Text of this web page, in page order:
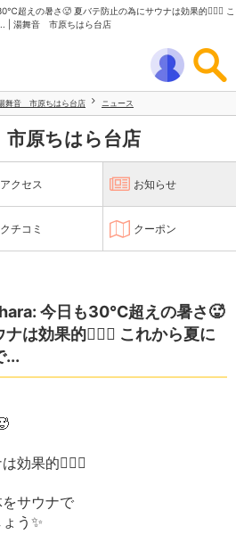
超えの暑さ🥵 夏バテ防止の為にサウナは効果的🧖‍♀️✨ こ
| 湯舞音 市原ちはら台店
舞音 市原ちはら台店 ニュース
原ちはら台店
アクセス お知らせ
クチコミ クーポン
今日も30℃超えの暑さ🥵
は効果的🧖‍♀️✨ これから夏に
...
効果的🧖‍♀️✨
サウナで
う✨